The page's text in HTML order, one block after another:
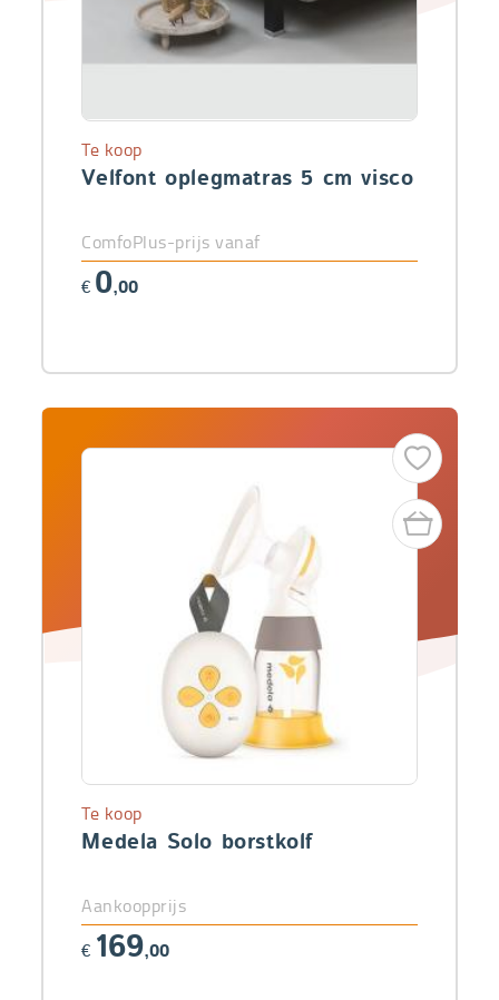
Velfont oplegmatras 5 cm visco
Te koop
ComfoPlus-prijs vanaf
€ 0,00
Medela Solo borstkolf
Te koop
Aankoopprijs
€ 169,00